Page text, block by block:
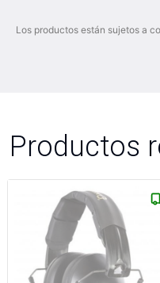
Los productos están sujetos a
Productos